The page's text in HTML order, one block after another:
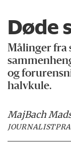
Døde
Målinger fra
og
halvkule.
MajBach